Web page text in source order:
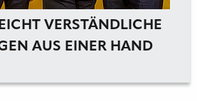
VERSTÄNDLICHE
AUS EINER HAND